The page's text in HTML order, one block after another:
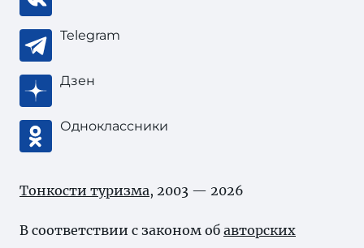
Telegram
Дзен
Одноклассники
Тонкости туризма, 2003 — 2026
В соответствии с законом об авторских